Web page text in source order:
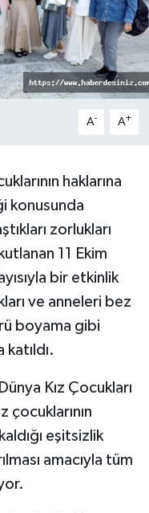
A- A+
haklarına
konusunda
zorlukları
11 Ekim
bir etkinlik
ve anneleri bez
boyama gibi
Kız Çocukları
çocuklarının
eşitsizlik
amacıyla tüm